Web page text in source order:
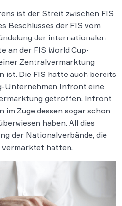
ist der Streit zwischen FIS
Beschlusses der FIS vom
der internationalen
an der FIS World Cup-
Zentralvermarktung
ist. Die FIS hatte auch bereits
Unternehmen Infront eine
getroffen. Infront
Zuge dessen sogar schon
haben. All dies
der Nationalverbände, die
vermarktet hatten.